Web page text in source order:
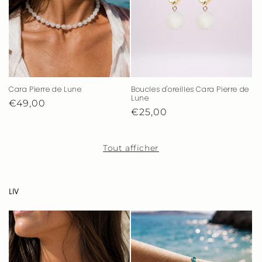
Cara Pierre de Lune
Prix
€49,00
Boucles d'oreilles Cara Pierre de
Lune
Prix
€25,00
Tout afficher
LIV